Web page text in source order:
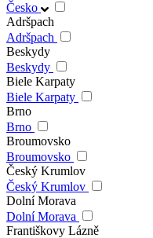
Česko
Adršpach
Adršpach
Beskydy
Beskydy
Biele Karpaty
Biele Karpaty
Brno
Brno
Broumovsko
Broumovsko
Český Krumlov
Český Krumlov
Dolní Morava
Dolní Morava
Františkovy Lázně